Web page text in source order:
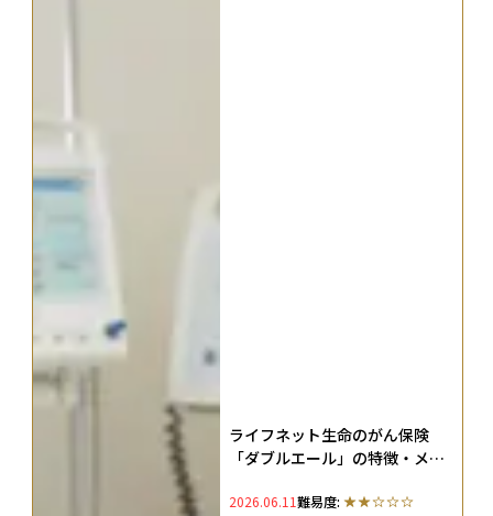
ライフネット生命のがん保険
「ダブルエール」の特徴・メリ
らの評判・口コミも解説
2026.06.11難易度: